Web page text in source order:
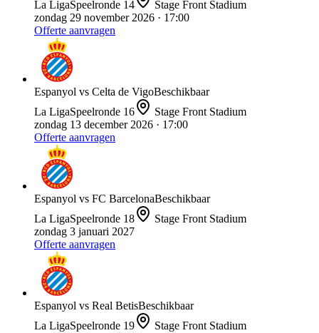
La LigaSpeelronde 14
Stage Front Stadium
zondag 29 november 2026 · 17:00
Offerte aanvragen
Espanyol vs Celta de VigoBeschikbaar
La LigaSpeelronde 16
Stage Front Stadium
zondag 13 december 2026 · 17:00
Offerte aanvragen
Espanyol vs FC BarcelonaBeschikbaar
La LigaSpeelronde 18
Stage Front Stadium
zondag 3 januari 2027
Offerte aanvragen
Espanyol vs Real BetisBeschikbaar
La LigaSpeelronde 19
Stage Front Stadium